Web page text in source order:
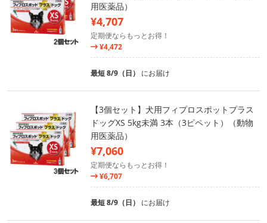
用医薬品）
¥4,707
定期便ならもっとお得！
¥4,472
最短 8/9（日） にお届け
【3個セット】犬用フィプロスポットプラス
ドッグXS 5kg未満 3本（3ピペット）（動物
用医薬品）
¥7,060
定期便ならもっとお得！
¥6,707
最短 8/9（日） にお届け